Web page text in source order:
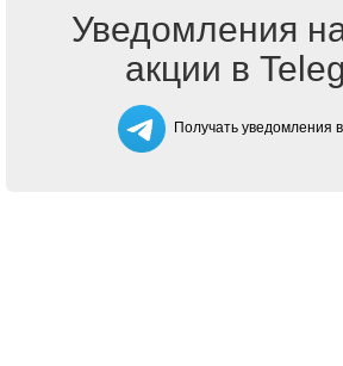
Уведомления
акции в
Получать уведомления